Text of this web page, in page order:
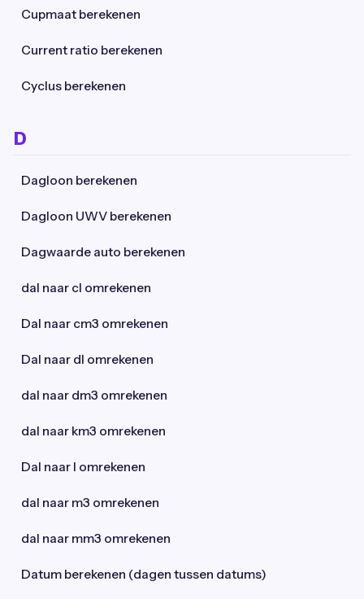
Cupmaat berekenen
Current ratio berekenen
Cyclus berekenen
D
Dagloon berekenen
Dagloon UWV berekenen
Dagwaarde auto berekenen
dal naar cl omrekenen
Dal naar cm3 omrekenen
Dal naar dl omrekenen
dal naar dm3 omrekenen
dal naar km3 omrekenen
Dal naar l omrekenen
dal naar m3 omrekenen
dal naar mm3 omrekenen
Datum berekenen (dagen tussen datums)